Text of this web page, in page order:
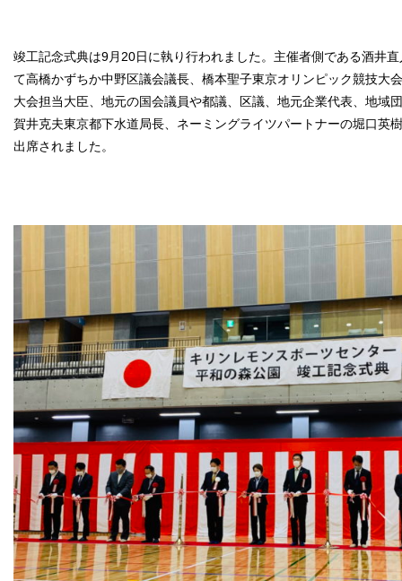
竣工記念式典は9月20日に執り行われました。主催者側である酒井
て高橋かずちか中野区議会議長、橋本聖子東京オリンピック競技大
大会担当大臣、地元の国会議員や都議、区議、地元企業代表、地域
賀井克夫東京都下水道局長、ネーミングライツパートナーの堀口英
出席されました。